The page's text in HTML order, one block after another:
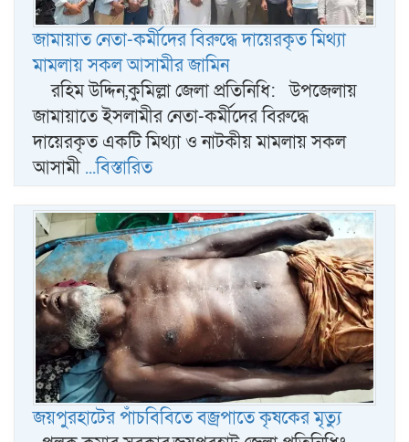
জামায়াত নেতা-কর্মীদের বিরুদ্ধে দায়েরকৃত মিথ্যা
মামলায় সকল আসামীর জামিন
রহিম উদ্দিন,কুমিল্লা জেলা প্রতিনিধি: উপজেলায়
জামায়াতে ইসলামীর নেতা-কর্মীদের বিরুদ্ধে
দায়েরকৃত একটি মিথ্যা ও নাটকীয় মামলায় সকল
আসামী...বিস্তারিত
জয়পুরহাটের পাঁচবিবিতে বজ্রপাতে কৃষকের মৃত্যু